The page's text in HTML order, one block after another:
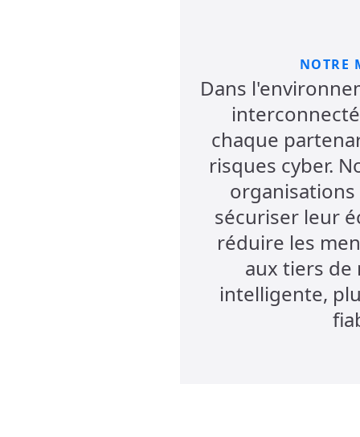
NOTRE
Dans
chaque
risques cyber.
sécuriser leur
réduire les
aux tiers de
intelligente,